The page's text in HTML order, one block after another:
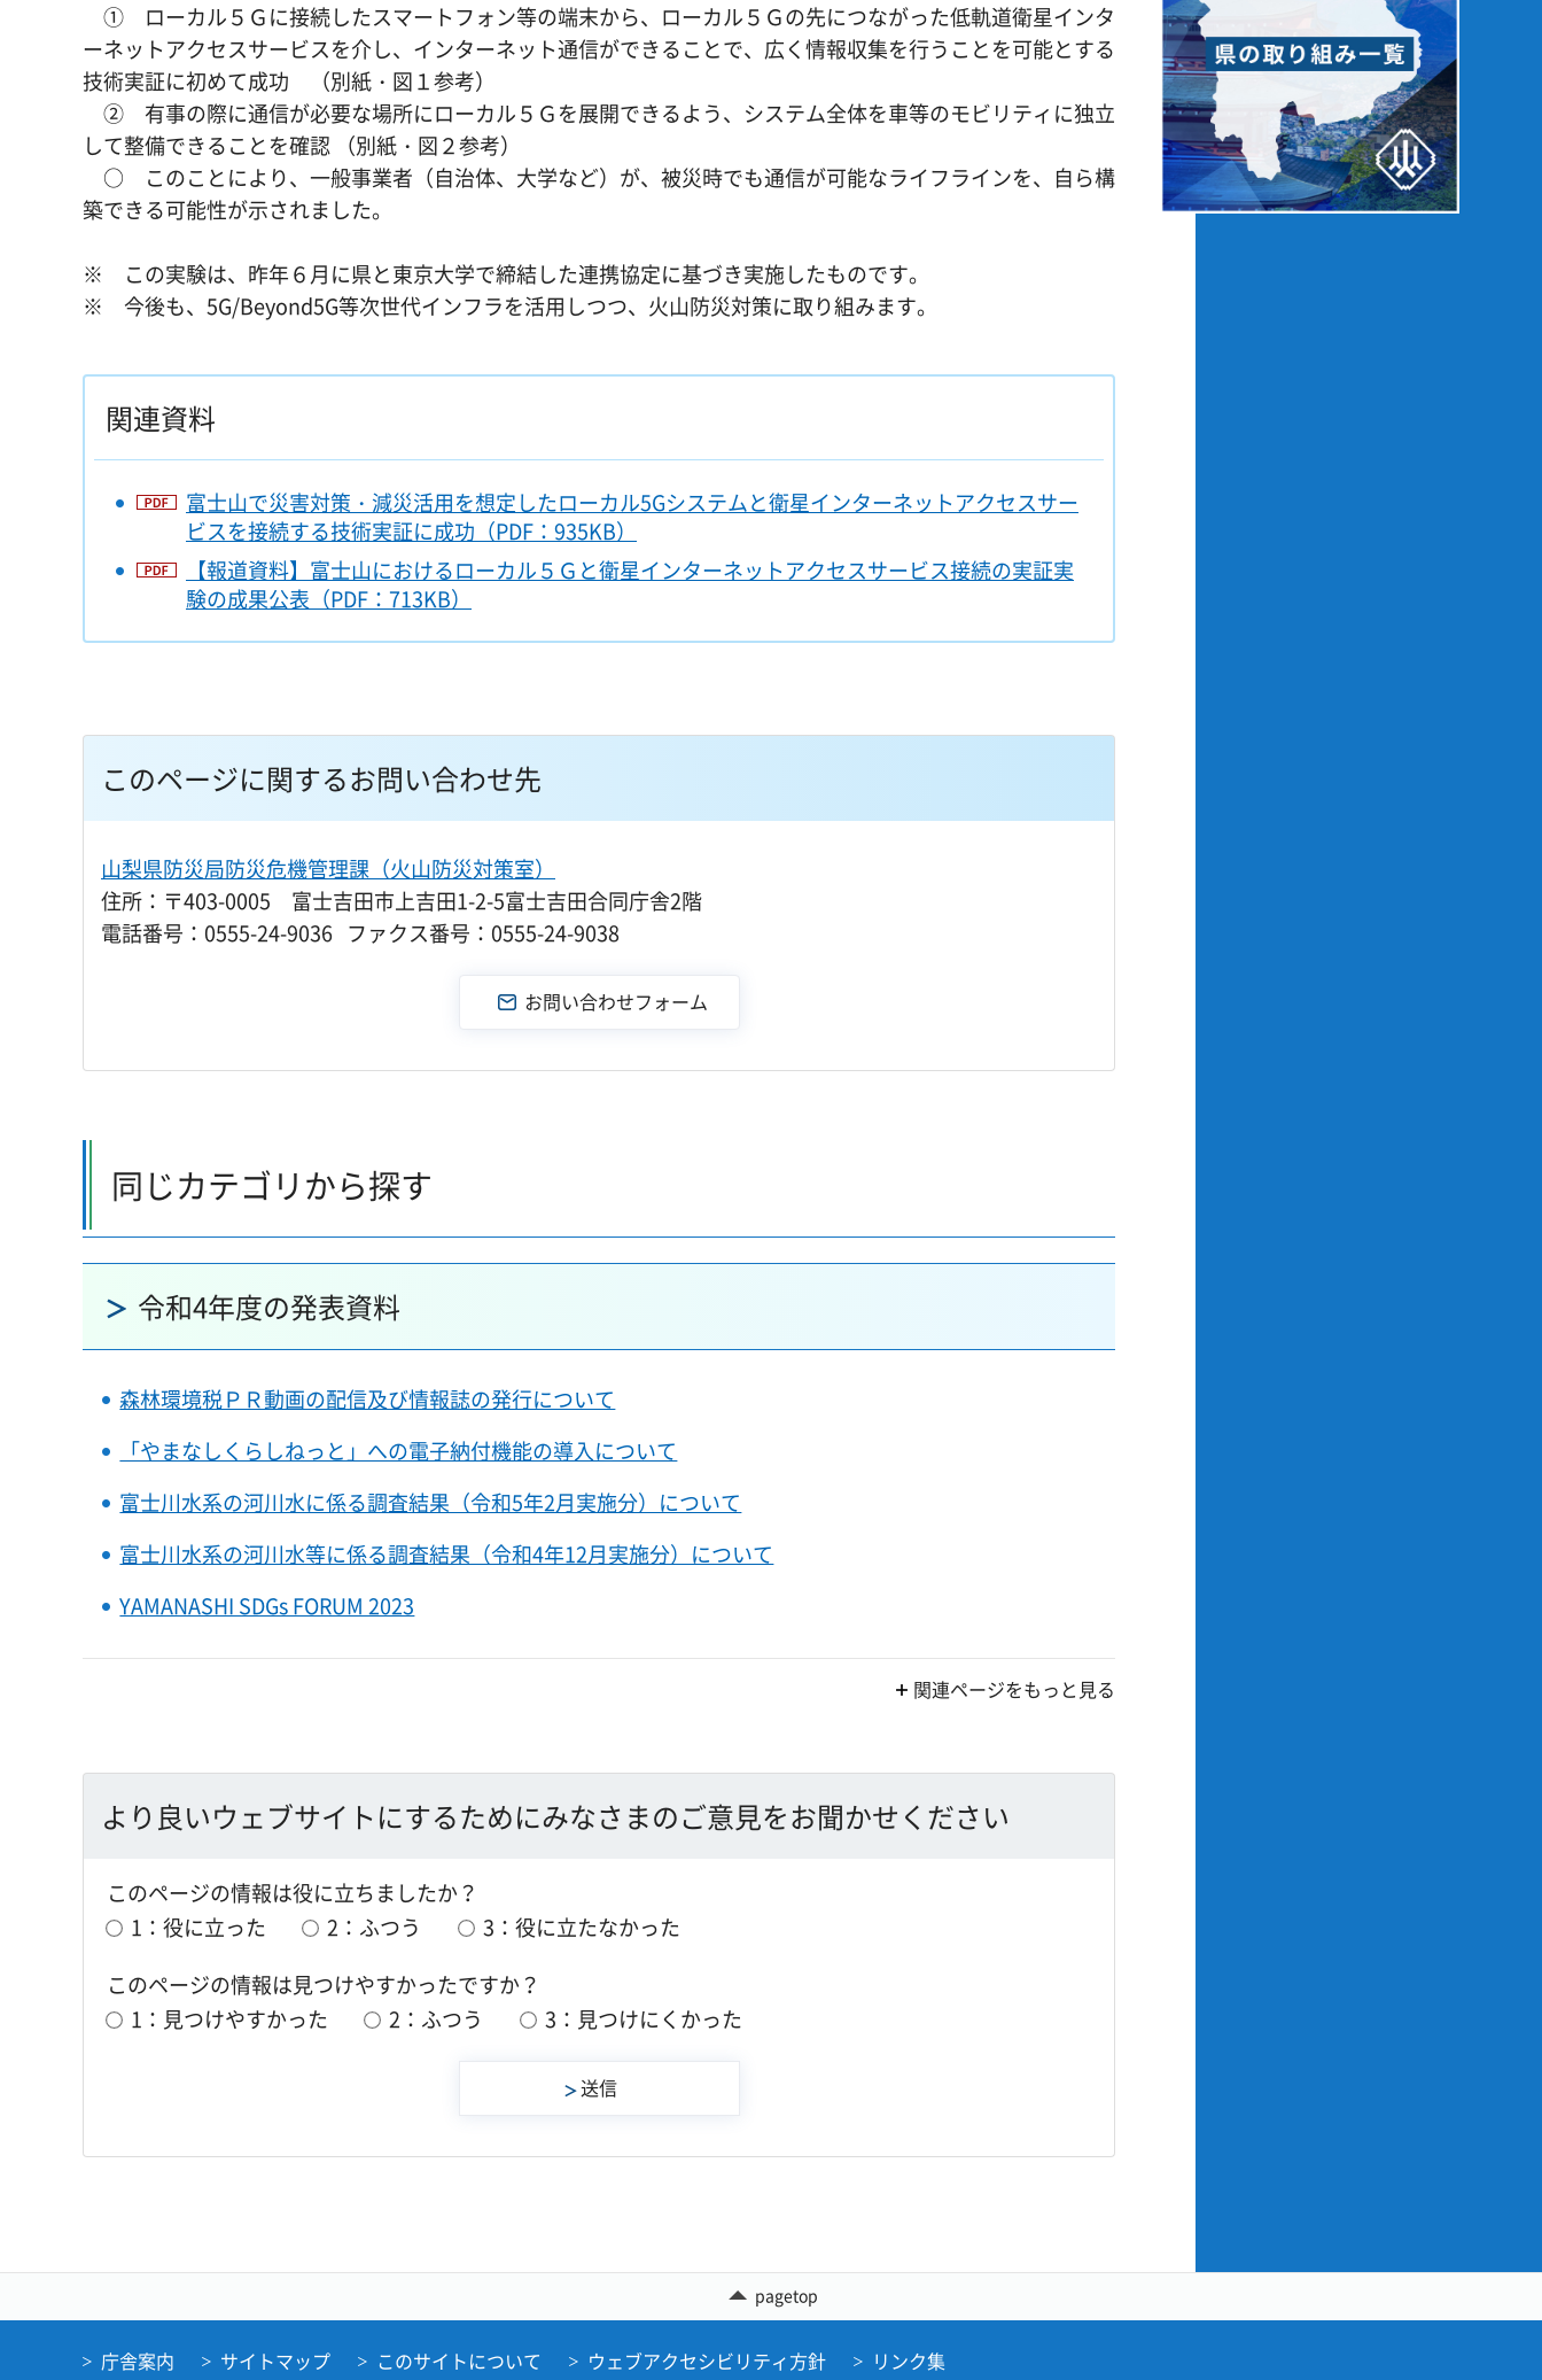
① ローカル５Ｇに接続したスマートフォン等の端末から、ローカル５Ｇの先につながった低軌道衛星インタ
ーネットアクセスサービスを介し、インターネット通信ができることで、広く情報収集を行うことを可能とする
技術実証に初めて成功 （別紙・図１参考）
② 有事の際に通信が必要な場所にローカル５Ｇを展開できるよう、システム全体を車等のモビリティに独立
して整備できることを確認 （別紙・図２参考）
○ このことにより、一般事業者（自治体、大学など）が、被災時でも通信が可能なライフラインを、自ら構
築できる可能性が示されました。
※ この実験は、昨年６月に県と東京大学で締結した連携協定に基づき実施したものです。
※ 今後も、5G/Beyond5G等次世代インフラを活用しつつ、火山防災対策に取り組みます。
関連資料
富士山で災害対策・減災活用を想定したローカル5Gシステムと衛星インターネットアクセスサー
ビスを接続する技術実証に成功（PDF：935KB）
【報道資料】富士山におけるローカル５Ｇと衛星インターネットアクセスサービス接続の実証実
験の成果公表（PDF：713KB）
このページに関するお問い合わせ先
山梨県防災局防災危機管理課（火山防災対策室）
住所：〒403-0005 富士吉田市上吉田1-2-5富士吉田合同庁舎2階
電話番号：0555-24-9036 ファクス番号：0555-24-9038
同じカテゴリから探す
令和4年度の発表資料
森林環境税ＰＲ動画の配信及び情報誌の発行について
「やまなしくらしねっと」への電子納付機能の導入について
富士川水系の河川水に係る調査結果（令和5年2月実施分）について
富士川水系の河川水等に係る調査結果（令和4年12月実施分）について
YAMANASHI SDGs FORUM 2023
関連ページをもっと見る
より良いウェブサイトにするためにみなさまのご意見をお聞かせください
このページの情報は役に立ちましたか？
1：役に立った
2：ふつう
3：役に立たなかった
このページの情報は見つけやすかったですか？
1：見つけやすかった
2：ふつう 3：見つけにくかった
pagetop
庁舎案内 サイトマップ このサイトについて ウェブアクセシビリティ方針 リンク集